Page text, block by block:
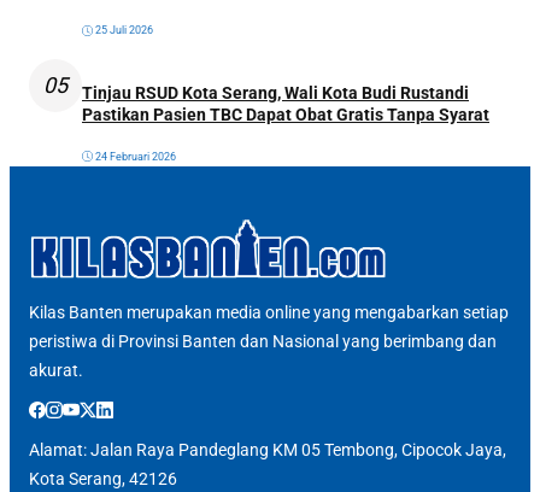
25 Juli 2026
05
Tinjau RSUD Kota Serang, Wali Kota Budi Rustandi
Pastikan Pasien TBC Dapat Obat Gratis Tanpa Syarat
24 Februari 2026
Kilas Banten merupakan media online yang mengabarkan setiap
peristiwa di Provinsi Banten dan Nasional yang berimbang dan
akurat.
Alamat: Jalan Raya Pandeglang KM 05 Tembong, Cipocok Jaya,
Kota Serang, 42126